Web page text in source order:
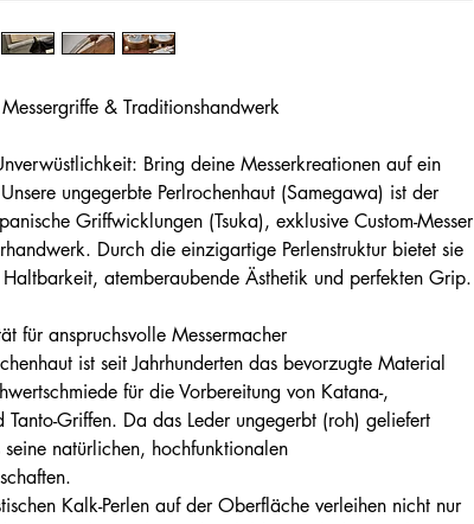
& Traditionshandwerk
Bring deine Messerkreationen auf ein
ungegerbte Perlrochenhaut (Samegawa) ist der
Griffwicklungen (Tsuka), exklusive Custom-Messer
Durch die einzigartige Perlenstruktur bietet sie
atemberaubende Ästhetik und perfekten Grip.
für anspruchsvolle Messermacher
ist seit Jahrhunderten das bevorzugte Material
für die Vorbereitung von Katana-,
Tanto-Griffen. Da das Leder ungegerbt (roh) geliefert
natürlichen, hochfunktionalen
Kalk-Perlen auf der Oberfläche verleihen nicht nur